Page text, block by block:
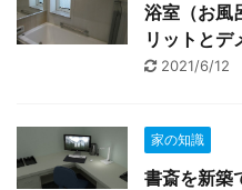
浴室（お風
リットとデ
2021/6/12
家の知識
書斎を新築